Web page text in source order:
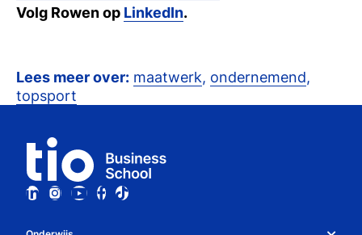
Volg Rowen op LinkedIn.
Lees meer over: maatwerk, ondernemend,
topsport